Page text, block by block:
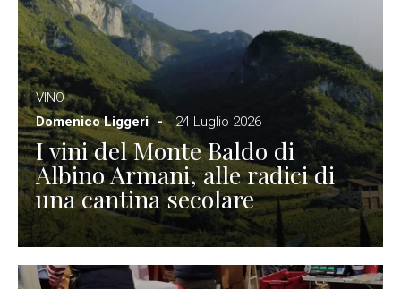
VINO
Domenico Liggeri
24 Luglio 2026
I vini del Monte Baldo di
Albino Armani, alle radici di
una cantina secolare